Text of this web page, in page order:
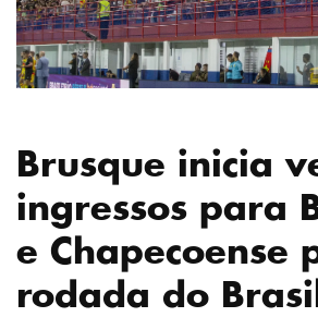
Brusque inicia
ingressos para
e Chapecoense
rodada do